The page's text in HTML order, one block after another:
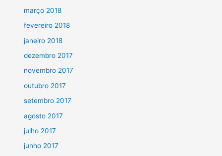
março 2018
fevereiro 2018
janeiro 2018
dezembro 2017
novembro 2017
outubro 2017
setembro 2017
agosto 2017
julho 2017
junho 2017